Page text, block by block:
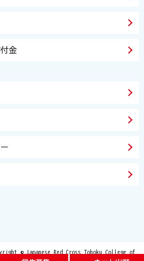
金
© Japanese Red Cross Tohoku College of